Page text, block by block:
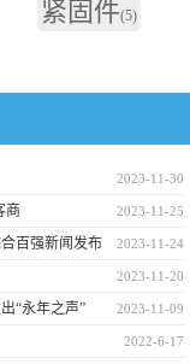
紧固件(5)
2023-11-30
2023-11-25
商
2023-11-24
百强新闻发布
2023-11-20
2023-11-09
“永年之声”
2022-6-17